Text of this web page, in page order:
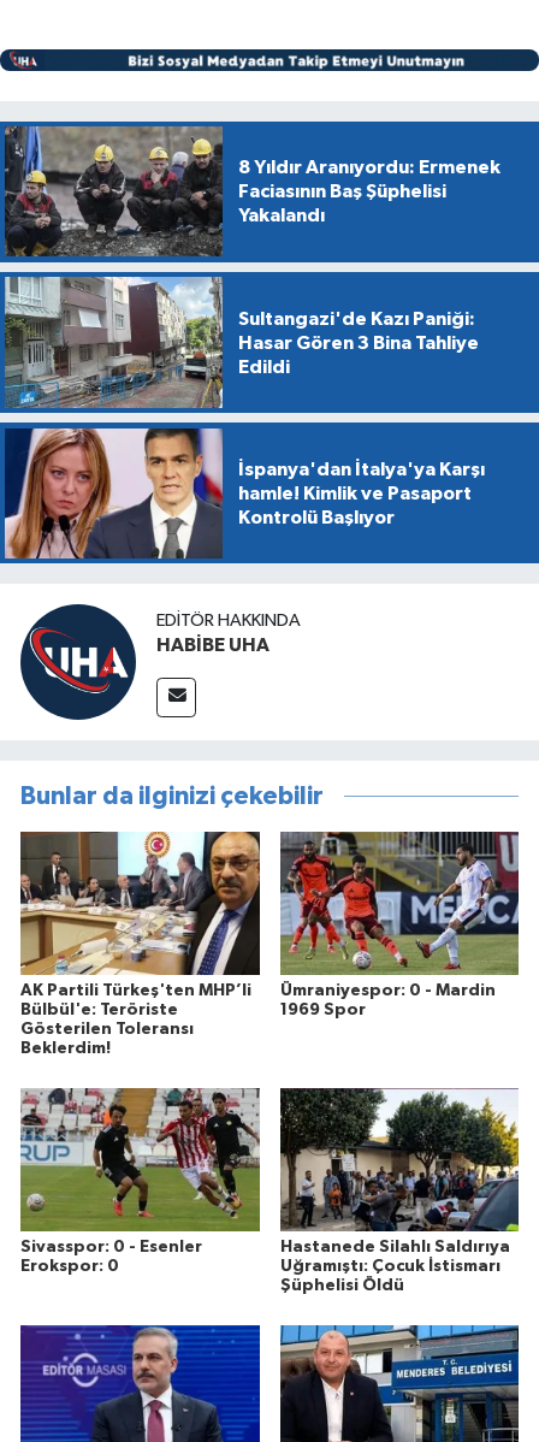
8 Yıldır Aranıyordu: Ermenek
Faciasının Baş Şüphelisi
Yakalandı
Sultangazi'de Kazı Paniği:
Hasar Gören 3 Bina Tahliye
Edildi
İspanya'dan İtalya'ya Karşı
hamle! Kimlik ve Pasaport
Kontrolü Başlıyor
EDITÖR HAKKINDA
HABİBE UHA
Bunlar da ilginizi çekebilir
AK Partili Türkeş'ten MHP’li
Bülbül'e: Teröriste
Gösterilen Toleransı
Beklerdim!
Ümraniyespor: 0 - Mardin
1969 Spor
Sivasspor: 0 - Esenler
Erokspor: 0
Hastanede Silahlı Saldırıya
Uğramıştı: Çocuk İstismarı
Şüphelisi Öldü